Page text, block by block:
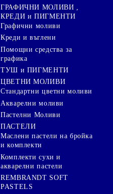
ГРАФИЧНИ МОЛИВИ ,
КРЕДИ и ПИГМЕНТИ
Графични моливи
Креди и въглени
Помощни средства за
графика
ТУШ и ПИГМЕНТИ
ЦВЕТНИ МОЛИВИ
Стандартни цветни моливи
Акварелни моливи
Пастелни Моливи
ПАСТЕЛИ
Маслени пастели на бройка
и комплекти
Комплекти сухи и
акварелни пастели
REMBRANDT SOFT
PASTELS